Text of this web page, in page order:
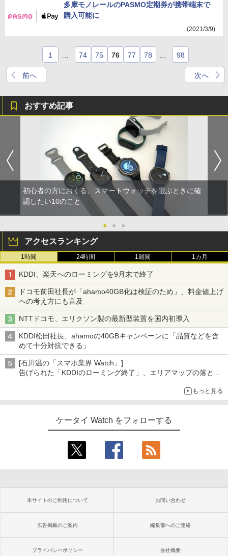
多摩モノレールのPASMO定期券が携帯端末で
購入可能に
(2021/3/9)
前へ
1 74 75 76 77 78 98
次へ
おすすめ記事
初心者の方におくる、スマートウォッチを選ぶときに確
認したい10のこと
● ● ●
アクセスランキング
1時間 24時間 1週間 1カ月
KDDI、楽天へのローミングを9月末で終了
ドコモ前田社長が「ahamo40GB化は検証のため」、料金値上げ
への考え方にも言及
NTTドコモ、エリクソン製の最新型装置を国内初導入
KDDI松田社長、ahamoの40GBキャンペーンに「品質などを含
めて十分対抗できる」
[石川温の「スマホ業界 Watch」]
告げられた「KDDIのローミング終了」、エリアマップの落とし
もっと見る
ケータイ Watch をフォローする
本サイトのご利用について お問い合わせ
広告掲載のご案内 編集部へのご連絡
プライバシーポリシー 会社概要